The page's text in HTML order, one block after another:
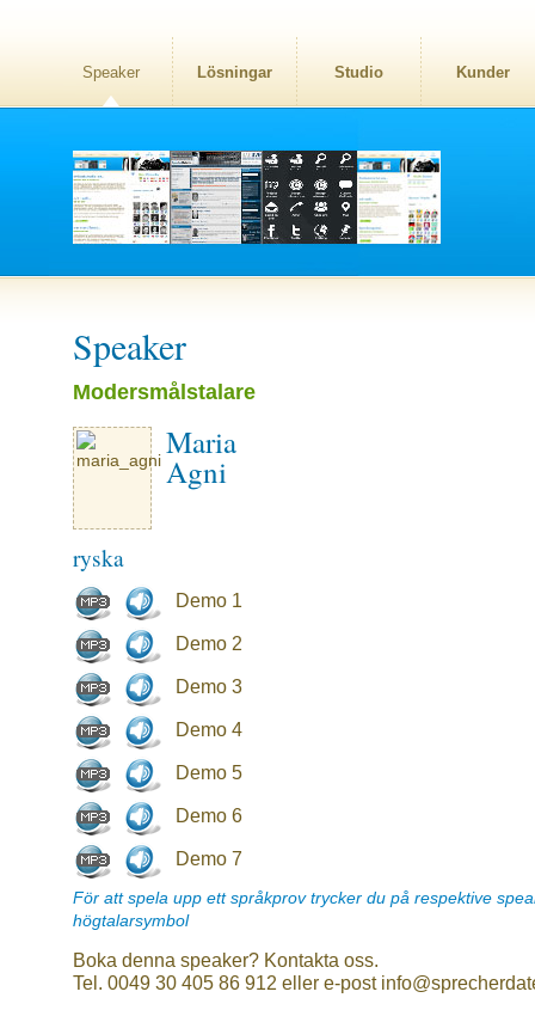
Speaker Lösningar Studio Kunder
Speaker
Modersmålstalare
Maria
Agni
ryska
Demo 1
Demo 2
Demo 3
Demo 4
Demo 5
Demo 6
Demo 7
För att spela upp ett språkprov trycker du på respektive
högtalarsymbol
Boka denna speaker? Kontakta oss.
Tel. 0049 30 405 86 912 eller e-post